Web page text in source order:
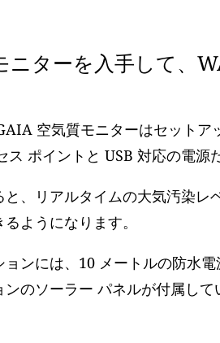
ニターを入手して、
空気質モニターはセット
ス ポイントと USB 対応の電源
と、リアルタイムの大気汚染
ようになります。
ョンには、10 メートルの防水
ンのソーラー パネルが付属して